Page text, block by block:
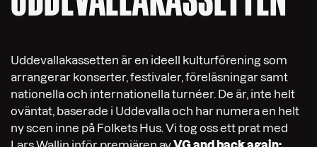
Uddevallakassetten är en ideell kulturförening som
arrangerar konserter, festivaler, föreläsningar samt
nationella och internationella turnéer. De är, inte helt
oväntat, baserade i Uddevalla och har numera en helt
ny scen inne på Folkets Hus. Vi tog oss ett prat med